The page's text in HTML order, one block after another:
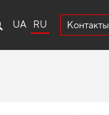
UA RU Контакты